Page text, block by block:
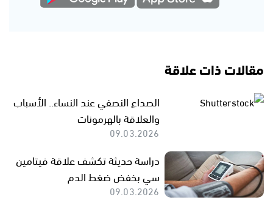
مقالات ذات علاقة
الصداع النصفي عند النساء.. الأسباب
والعلاقة بالهرمونات
09.03.2026
دراسة حديثة تكشف علاقة فيتامين
سي بخفض ضغط الدم
09.03.2026